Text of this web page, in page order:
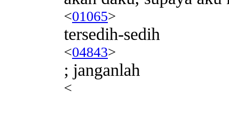
<01065>
tersedih-sedih
<04843>
; janganlah
<